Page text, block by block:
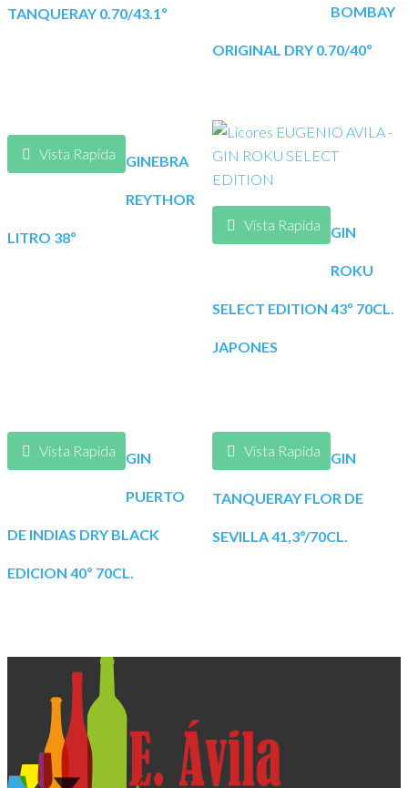
TANQUERAY 0.70/43.1º BOMBAY
ORIGINAL DRY 0.70/40º
Vista Rapida GINEBRA
REYTHOR
LITRO 38º
Vista Rapida GIN
ROKU
SELECT EDITION 43º 70CL.
JAPONES
Vista Rapida GIN
PUERTO
DE INDIAS DRY BLACK
EDICION 40º 70CL.
Vista Rapida GIN
TANQUERAY FLOR DE
SEVILLA 41,3º/70CL.